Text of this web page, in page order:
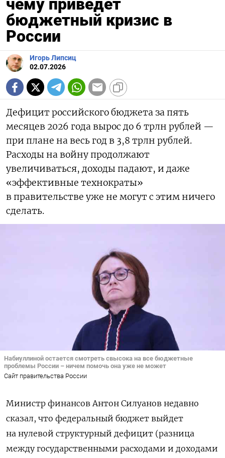
чему приведет
бюджетный кризис в
России
Игорь Липсиц
02.07.2026
Дефицит российского бюджета за пять
месяцев 2026 года вырос до 6 трлн рублей —
при плане на весь год в 3,8 трлн рублей.
Расходы на войну продолжают
увеличиваться, доходы падают, и даже
«эффективные технократы»
в правительстве уже не могут с этим ничего
сделать.
Набиуллиной остается смотреть свысока на все бюджетные
проблемы России – ничем помочь она уже не может
Сайт правительства России
Министр финансов Антон Силуанов недавно
сказал, что федеральный бюджет выйдет
на нулевой структурный дефицит (разница
между государственными расходами и доходами